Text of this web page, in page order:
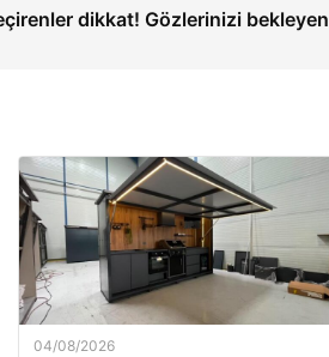
dikkat! Gözlerinizi bekleyen
04/08/2026